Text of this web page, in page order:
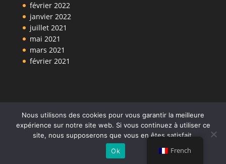
février 2022
janvier 2022
juillet 2021
mai 2021
mars 2021
février 2021
Design de Elegant Themes | Propulsé par WordPress
| Créé par POMDB
French
Nous utilisons des cookies pour vous garantir la meilleure
expérience sur notre site web. Si vous continuez à utiliser ce
site, nous supposerons que vous en êtes satisfait.
Ok